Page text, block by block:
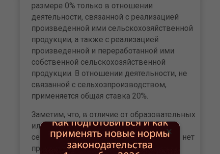
размере 0% только в отношении
деятельности, связанной с реализацией
произведенной ими сельскохозяйственной
продукции, а также с реализацией
произведенной и переработанной ими
собственной сельскохозяйственной
продукции. В отношении деятельности, не
связанной с сельхозпроизводством,
применяется общая ставка 20%.
Заметим, что, в отличие от образовательных
или медицинских организаций, у
сельскохозяйственных производителей нет
права выбора, какую ставку –
×